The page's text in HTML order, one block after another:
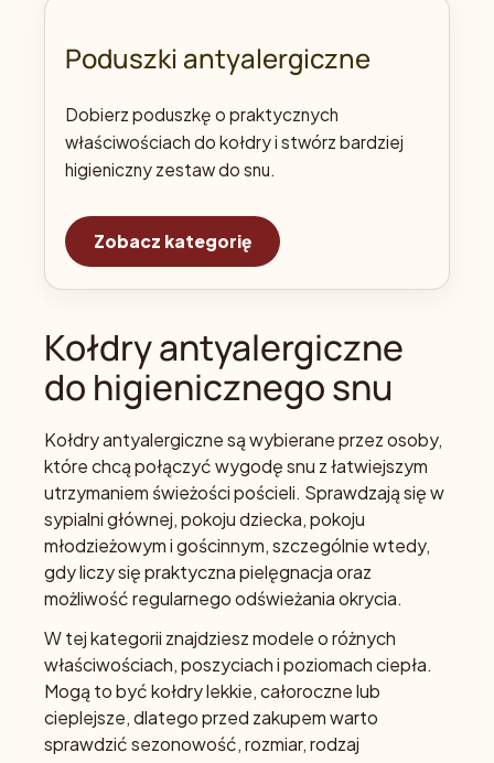
Poduszki antyalergiczne
Dobierz poduszkę o praktycznych
właściwościach do kołdry i stwórz bardziej
higieniczny zestaw do snu.
Zobacz kategorię
Kołdry antyalergiczne
do higienicznego snu
Kołdry antyalergiczne są wybierane przez osoby,
które chcą połączyć wygodę snu z łatwiejszym
utrzymaniem świeżości pościeli. Sprawdzają się w
sypialni głównej, pokoju dziecka, pokoju
młodzieżowym i gościnnym, szczególnie wtedy,
gdy liczy się praktyczna pielęgnacja oraz
możliwość regularnego odświeżania okrycia.
W tej kategorii znajdziesz modele o różnych
właściwościach, poszyciach i poziomach ciepła.
Mogą to być kołdry lekkie, całoroczne lub
cieplejsze, dlatego przed zakupem warto
sprawdzić sezonowość, rozmiar, rodzaj